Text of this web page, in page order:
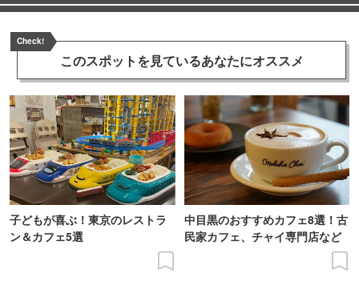
Check!
このスポットを見ているあなたにオススメ
子どもが喜ぶ！東京のレストラ
ン＆カフェ5選
中目黒のおすすめカフェ8選！古
民家カフェ、チャイ専門店など